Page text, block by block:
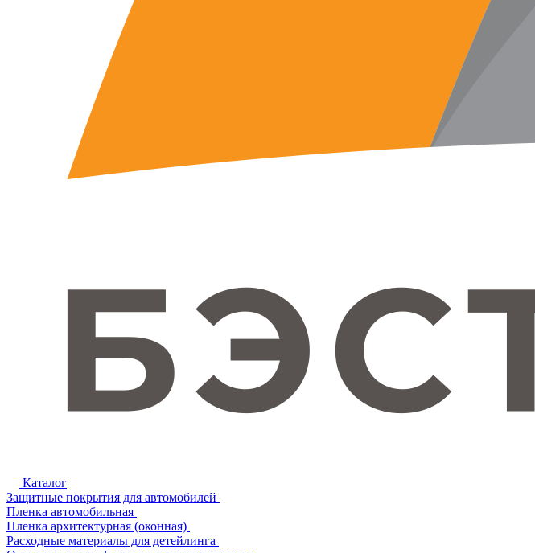
Каталог
Защитные покрытия для автомобилей
Пленка автомобильная
Пленка архитектурная (оконная)
Расходные материалы для детейлинга